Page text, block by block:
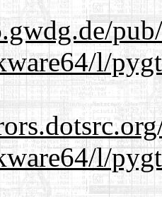
l/
l/